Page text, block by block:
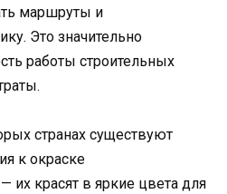
маршруты и
Это значительно
работы строительных
странах существуют
к окраске
их красят в яркие цвета для